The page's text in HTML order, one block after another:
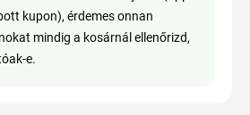
kupon), érdemes onnan
mindig a kosárnál ellenőrizd,
e.